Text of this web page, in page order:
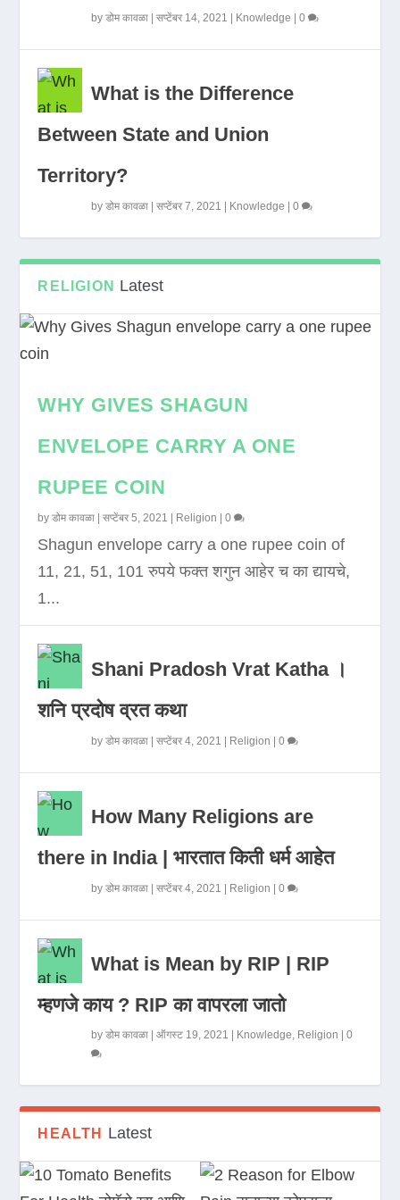
byडोम कावळा |सप्टेंबर 14, 2021 Knowledge |0
What is the Difference
Between State and Union
Territory?
byडोम कावळा |सप्टेंबर 7, 2021 Knowledge |0
RELIGION Latest
WHY GIVES SHAGUN
ENVELOPE CARRY A ONE
RUPEE COIN
byडोम कावळा |सप्टेंबर 5, 2021 Religion |0
Shagun envelope carry a one rupee coin of
11, 21, 51, 101 रुपये फक्त शगुन आहेर च का द्यायचे,
1...
Shani Pradosh Vrat Katha ।
शनि प्रदोष व्रत कथा
byडोम कावळा |सप्टेंबर 4, 2021 Religion |0
How Many Religions are
there in India | भारतात किती धर्म आहेत
byडोम कावळा |सप्टेंबर 4, 2021 Religion |0
What is Mean by RIP | RIP
म्हणजे काय ? RIP का वापरला जातो
byडोम कावळा |ऑगस्ट 19, 2021 Knowledge, Religion |0
HEALTH Latest